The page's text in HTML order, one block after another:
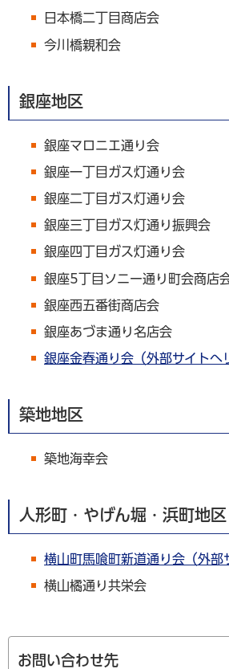
日本橋二丁目商店会
今川橋親和会
銀座地区
銀座マロニエ通り会
銀座一丁目ガス灯通り会
銀座二丁目ガス灯通り会
銀座三丁目ガス灯通り振興会
銀座四丁目ガス灯通り会
銀座5丁目ソニー通り町会商店
銀座西五番街商店会
銀座あづま通り名店会
銀座金春通り会（外部サイトへ
築地地区
築地海幸会
人形町・やげん堀・浜町地区
横山町馬喰町新道通り会（外部
横山橘通り共栄会
お問い合わせ先